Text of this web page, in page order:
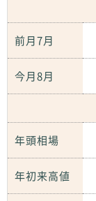
前月7月
今月8月
年頭相場
年初来高値